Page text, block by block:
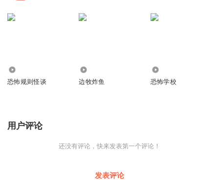
恐怖规则怪谈 边牧炸鱼 恐怖学校
用户评论
还没有评论，快来发表第一个评论！
发表评论